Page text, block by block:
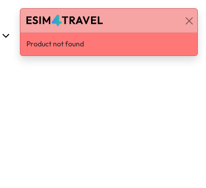
한국어 로그인 / 가입하기
Product not found